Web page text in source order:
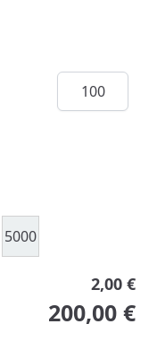
Menge
5000
2,00 €
200,00 €